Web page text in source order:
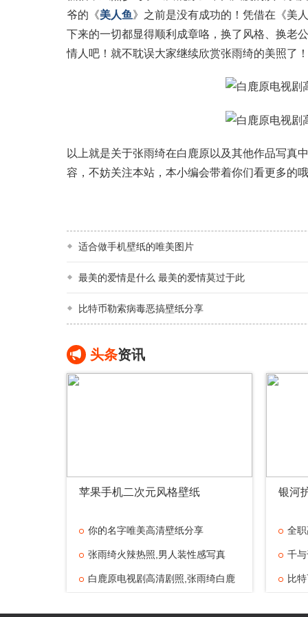
爷的《美人鱼》之前是没有成功的！凭借在《美
下来的一切都显得顺利成章咯，换了风格、换
情人吧！就不耽误大家继续欣赏张雨绮的美照了！
以上就是关于张雨绮在白鹿原以及其他作品写真
容，不妨关注本站，本小编会带着你们看更多的
适合做手机壁纸的唯美图片
最美的爱情是什么 最美的爱情莫过于此
比特币勒索病毒恶搞壁纸分享
头条资讯
苹果手机二次元风格壁纸
你的名字唯美高清壁纸分享
张雨绮火辣热照,男人装性感写真
白鹿原电视剧高清剧照,张雨绮白鹿
银河
全
千
比